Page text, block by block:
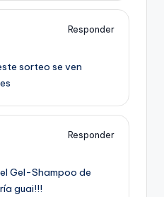
Responder
sorteo se ven
Responder
Gel-Shampoo de
guai!!!